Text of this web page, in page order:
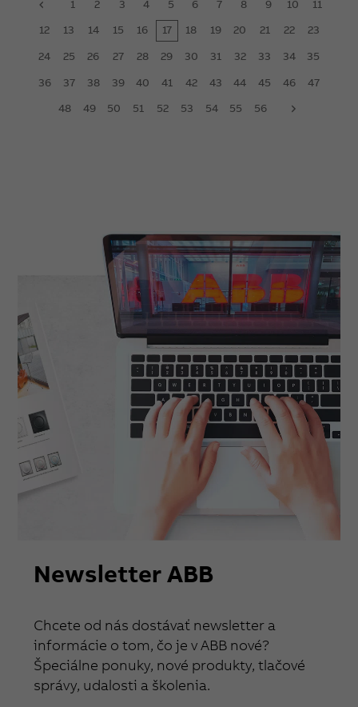
1 2 3 4 5 6 7 8 9 10
11
12
13 14 15 16 17 18 19 20 21 22
23
24
25 26 27 28 29 30 31 32 33 34
35
36
37 38 39 40 41 42 43 44 45 46
47
48
49 50 51 52 53 54 55
56
Newsletter ABB
Chcete od nás dostávať newsletter a
informácie o tom, čo je v ABB nové?
Špeciálne ponuky, nové produkty, tlačové
správy, udalosti a školenia.